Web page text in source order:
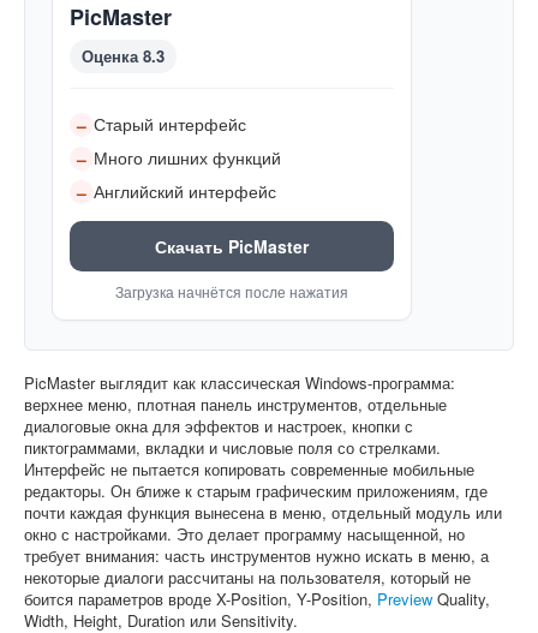
PicMaster
Оценка 8.3
– Старый интерфейс
– Много лишних функций
– Английский интерфейс
Скачать PicMaster
Загрузка начнётся после нажатия
PicMaster выглядит как классическая Windows-программа:
верхнее меню, плотная панель инструментов, отдельные
диалоговые окна для эффектов и настроек, кнопки с
пиктограммами, вкладки и числовые поля со стрелками.
Интерфейс не пытается копировать современные мобильные
редакторы. Он ближе к старым графическим приложениям, где
почти каждая функция вынесена в меню, отдельный модуль или
окно с настройками. Это делает программу насыщенной, но
требует внимания: часть инструментов нужно искать в меню, а
некоторые диалоги рассчитаны на пользователя, который не
боится параметров вроде X-Position, Y-Position, Preview Quality,
Width, Height, Duration или Sensitivity.